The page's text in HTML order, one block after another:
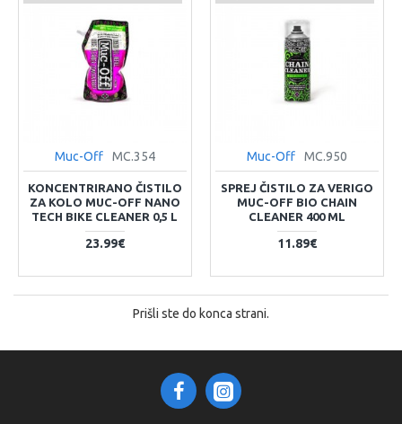
Muc-Off MC.354
KONCENTRIRANO ČISTILO
ZA KOLO MUC-OFF NANO
TECH BIKE CLEANER 0,5 L
23.99€
Muc-Off MC.950
SPREJ ČISTILO ZA VERIGO
MUC-OFF BIO CHAIN
CLEANER 400 ML
11.89€
Prišli ste do konca strani.